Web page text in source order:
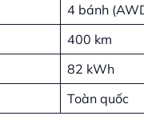
4 bánh
400 km
82 kWh
Toàn quốc